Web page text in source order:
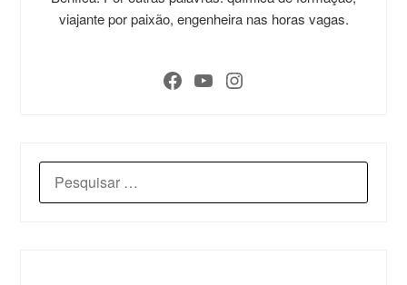
viajante por paixão, engenheira nas horas vagas.